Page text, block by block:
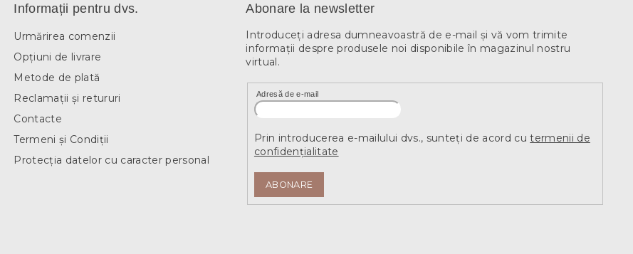
Informații pentru dvs.
Urmărirea comenzii
Opțiuni de livrare
Metode de plată
Reclamații și retururi
Contacte
Termeni și Condiții
Protecția datelor cu caracter personal
Abonare la newsletter
Introduceţi adresa dumneavoastră de e-mail şi vă vom trimite
informaţii despre produsele noi disponibile în magazinul nostru
virtual.
Adresă de e-mail
Prin introducerea e-mailului dvs., sunteți de acord cutermenii de
confidențialitate
ABONARE